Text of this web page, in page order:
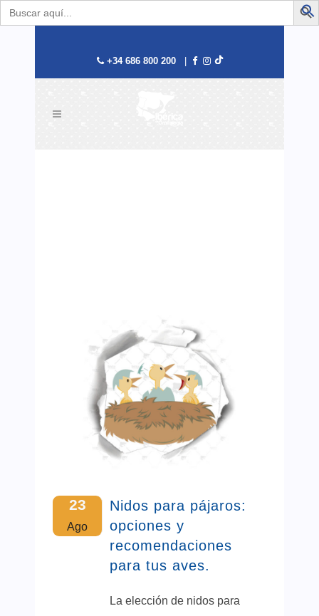
Buscar:
+34 686 800 200
23
Ago
Nidos para pájaros:
opciones y
recomendaciones
para tus aves.
La elección de nidos para